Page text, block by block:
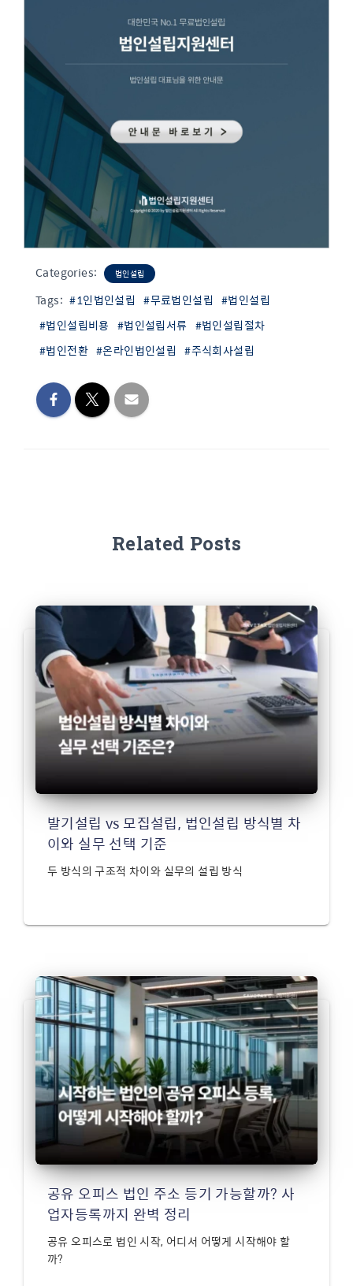
Categories: 법인설립
Tags: #1인법인설립 #무료법인설립 #법인설립
#법인설립비용 #법인설립서류 #법인설립절차
#법인전환 #온라인법인설립 #주식회사설립
Related Posts
발기설립 vs 모집설립, 법인설립 방식별 차
이와 실무 선택 기준
두 방식의 구조적 차이와 실무의 설립 방식
공유 오피스 법인 주소 등기 가능할까? 사
업자등록까지 완벽 정리
공유 오피스로 법인 시작, 어디서 어떻게 시작해야 할
까?